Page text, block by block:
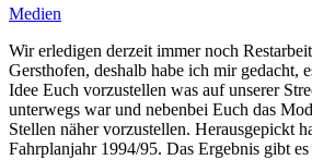
Medien
Wir erledigen derzeit immer noch
Gersthofen, deshalb habe ich mir gedacht,
Idee Euch vorzustellen was auf unserer
unterwegs war und nebenbei Euch das
Stellen näher vorzustellen. Herausgepickt
Fahrplanjahr 1994/95. Das Ergebnis gibt